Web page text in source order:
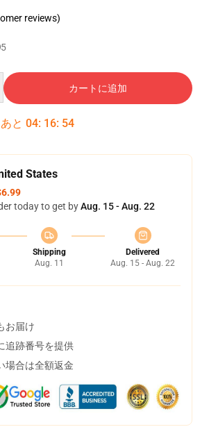
reviews)
カートに追加
と 04: 16: 54
States
today to get byAug. 15 - Aug. 22
Shipping
Aug. 11
Delivered
Aug. 15 - Aug. 22
お届け
追跡番号を提供
場合は全額返金